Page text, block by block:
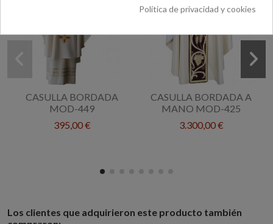
CASULLA BORDADA
MOD-449
395,00 €
CASULLA BORDADA A
MANO MOD-425
3.300,00 €
Los clientes que adquirieron este producto también
Política de privacidad y cookies